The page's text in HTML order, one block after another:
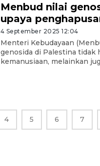
Menbud nilai
upaya
4 September 2025 12:04
Menteri Kebudayaan
genosida di Palestina tidak
kemanusiaan, melainkan
4 5 6 7